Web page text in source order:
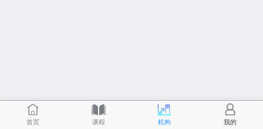
首页 课程 机构 我的